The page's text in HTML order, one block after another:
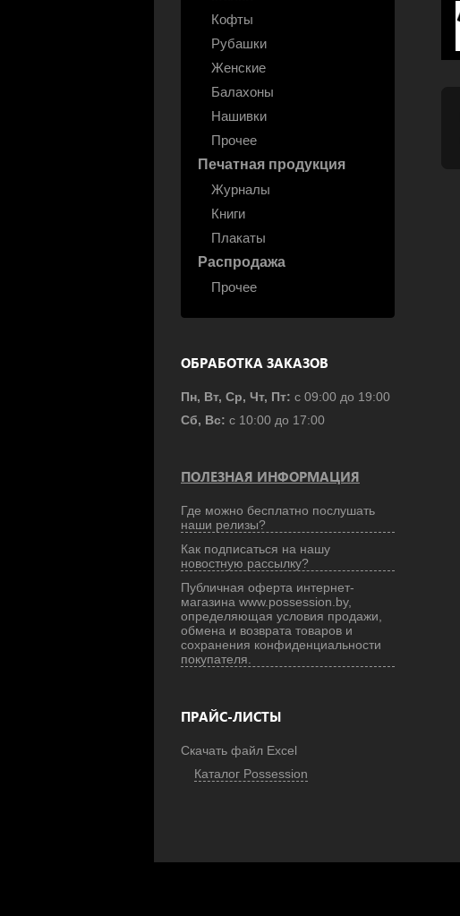
Кофты
Рубашки
Женские
Балахоны
Нашивки
Прочее
Печатная продукция
Журналы
Книги
Плакаты
Распродажа
Прочее
ОБРАБОТКА ЗАКАЗОВ
Пн, Вт, Ср, Чт, Пт: с 09:00 до 19:00
Сб, Вс: с 10:00 до 17:00
ПОЛЕЗНАЯ ИНФОРМАЦИЯ
Где можно бесплатно послушать
наши релизы?
Как подписаться на нашу
новостную рассылку?
Публичная оферта интернет-
магазина www.possession.by,
определяющая условия продажи,
обмена и возврата товаров и
сохранения конфиденциальности
покупателя.
ПРАЙС-ЛИСТЫ
Скачать файл Excel
Каталог Possession